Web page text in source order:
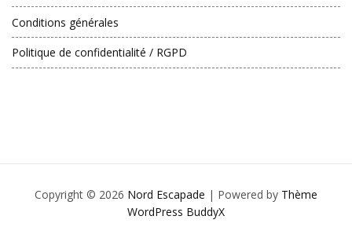
Conditions générales
Politique de confidentialité / RGPD
Copyright © 2026 Nord Escapade | Powered by Thème
WordPress BuddyX